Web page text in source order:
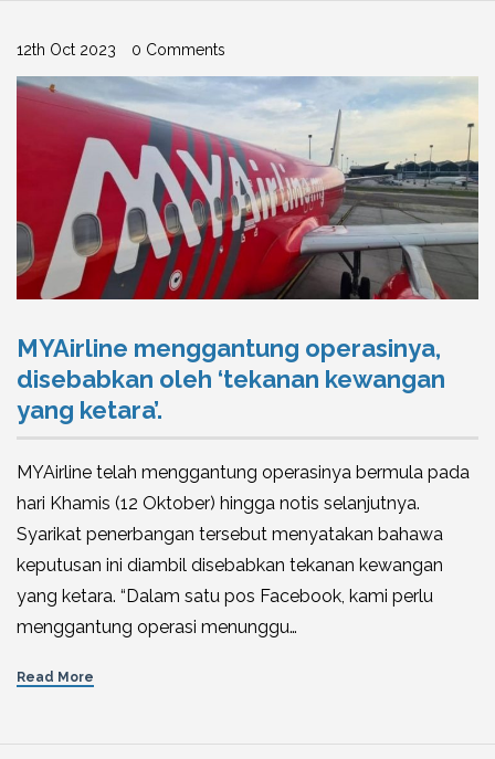
12th Oct 2023 0 Comments
MYAirline menggantung operasinya,
disebabkan oleh ‘tekanan kewangan
yang ketara’.
MYAirline telah menggantung operasinya bermula pada
hari Khamis (12 Oktober) hingga notis selanjutnya.
Syarikat penerbangan tersebut menyatakan bahawa
keputusan ini diambil disebabkan tekanan kewangan
yang ketara. “Dalam satu pos Facebook, kami perlu
menggantung operasi menunggu…
Read More